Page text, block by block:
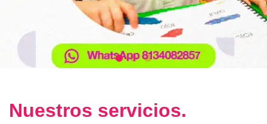
Nuestros servicios.